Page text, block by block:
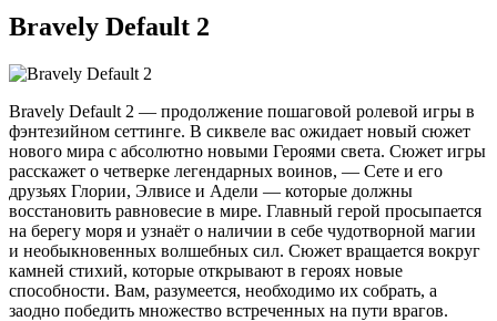
Bravely Default 2
Bravely Default 2 — продолжение пошаговой ролевой игры в
фэнтезийном сеттинге. В сиквеле вас ожидает новый сюжет
нового мира с абсолютно новыми Героями света. Сюжет игры
расскажет о четверке легендарных воинов, — Сете и его
друзьях Глории, Элвисе и Адели — которые должны
восстановить равновесие в мире. Главный герой просыпается
на берегу моря и узнаёт о наличии в себе чудотворной магии
и необыкновенных волшебных сил. Сюжет вращается вокруг
камней стихий, которые открывают в героях новые
способности. Вам, разумеется, необходимо их собрать, а
заодно победить множество встреченных на пути врагов.